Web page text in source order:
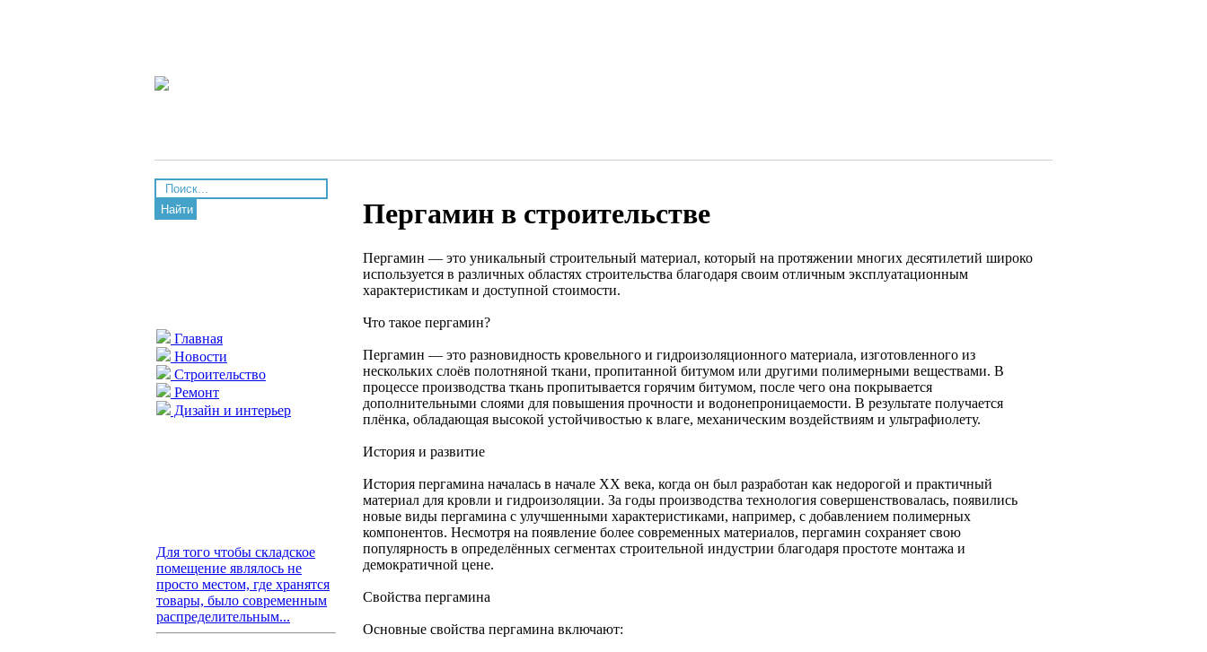
Найти
Главная
Новости
Строительство
Ремонт
Дизайн и интерьер
Для того чтобы складское
помещение являлось не
просто местом, где хранятся
товары, было современным
распределительным...
Пергамин в строительстве
Пергамин — это уникальный строительный материал, который на протяжении многих десятилетий широко
используется в различных областях строительства благодаря своим отличным эксплуатационным
характеристикам и доступной стоимости.
Что такое пергамин?
Пергамин — это разновидность кровельного и гидроизоляционного материала, изготовленного из
нескольких слоёв полотняной ткани, пропитанной битумом или другими полимерными веществами. В
процессе производства ткань пропитывается горячим битумом, после чего она покрывается
дополнительными слоями для повышения прочности и водонепроницаемости. В результате получается
плёнка, обладающая высокой устойчивостью к влаге, механическим воздействиям и ультрафиолету.
История и развитие
История пергамина началась в начале XX века, когда он был разработан как недорогой и практичный
материал для кровли и гидроизоляции. За годы производства технология совершенствовалась, появились
новые виды пергамина с улучшенными характеристиками, например, с добавлением полимерных
компонентов. Несмотря на появление более современных материалов, пергамин сохраняет свою
популярность в определённых сегментах строительной индустрии благодаря простоте монтажа и
демократичной цене.
Свойства пергамина
Основные свойства пергамина включают: